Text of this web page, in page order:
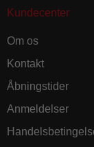
Kundecenter
Om os
Kontakt
Åbningstider
Anmeldelser